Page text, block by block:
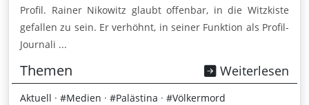
Profil. Rainer Nikowitz glaubt offenbar, in die Witzkiste
gefallen zu sein. Er verhöhnt, in seiner Funktion als Profil-
Journali ...
Themen Weiterlesen
Aktuell · #Medien · #Palästina · #Völkermord